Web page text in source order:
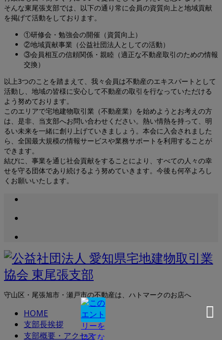
そんな東尾張支部では、以下の通り常に会員の資質向上と地域貢献
を掲げて活動をしております。
①研修会・勉強会の開催（資質向上）
②地域貢献事業（公益社団法人としての活動）
③会員相互の信頼関係・親睦（適正な不動産取引のための情報
交換）
以上3つのことを踏まえて、我々会員は不動産のエキスパートとして
活動し、地域の皆様に安心して不動産の取引を行なっていただける
よう努めております。
このエリアで宅地建物取引業（不動産業）を始めようとお考えの方
は、是非、当支部へお問い合わせください。熱い情熱を持って、明
るい未来を一緒に創り上げていきましょう。本会に入会されました
ら、全国最大規模の情報サービスや業務サポートを利用することが
できます。
結びに、事業を通じ社会貢献をすることにより、すべての人々の幸
せを守る団体であり続けるよう努めていきます。今後も何卒よろし
くお願いいたします。
守山区・尾張旭市・瀬戸市の不動産は、ハトマークのお店へ
HOME
支部長挨拶
支部概要・アクセス